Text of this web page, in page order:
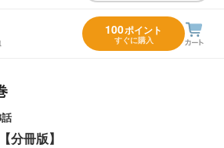
100ポイント
すぐに購入
分冊版】